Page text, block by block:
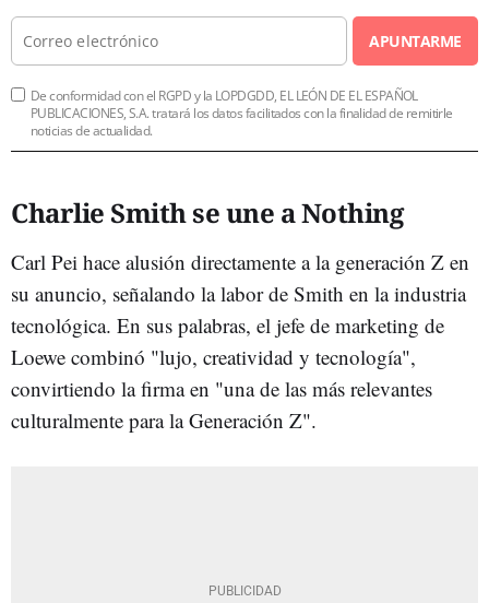
APUNTARME
De conformidad con el RGPD y la LOPDGDD, EL LEÓN DE EL ESPAÑOL
PUBLICACIONES, S.A. tratará los datos facilitados con la finalidad de remitirle
noticias de actualidad.
Charlie Smith se une a Nothing
Carl Pei hace alusión directamente a la generación Z en
su anuncio, señalando la labor de Smith en la industria
tecnológica. En sus palabras, el jefe de marketing de
Loewe combinó "lujo, creatividad y tecnología",
convirtiendo la firma en "una de las más relevantes
culturalmente para la Generación Z".